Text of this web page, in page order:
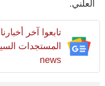
العلني.
تابعوا آخر
news